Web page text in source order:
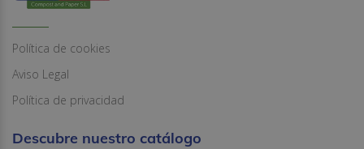
Política de cookies
Aviso Legal
Política de privacidad
Descubre nuestro catálogo